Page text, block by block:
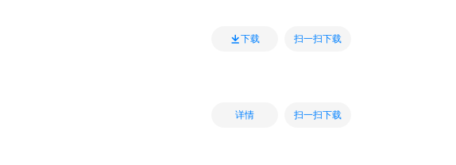
下载 扫一扫下载
详情 扫一扫下载